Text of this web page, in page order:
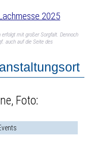
2025
erfolgt mit großer Sorgfalt. Dennoch
auch auf die Seite des